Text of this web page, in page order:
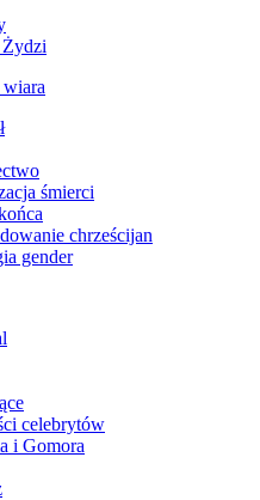
śmierci
chrześcijan
gender
celebrytów
i Gomora